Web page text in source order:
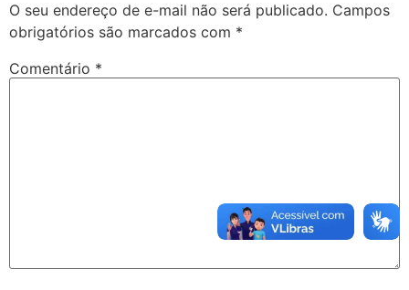
O seu endereço de e-mail não será publicado. Campos
obrigatórios são marcados com *
Comentário *